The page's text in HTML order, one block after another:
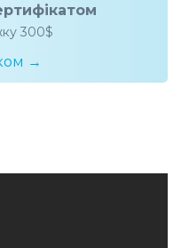
300$
→